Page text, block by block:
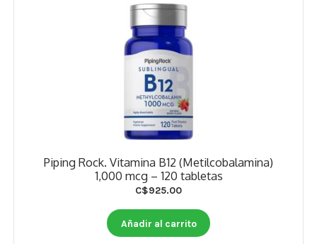
Piping Rock. Vitamina B12 (Metilcobalamina)
1,000 mcg – 120 tabletas
C$925.00
Añadir al carrito